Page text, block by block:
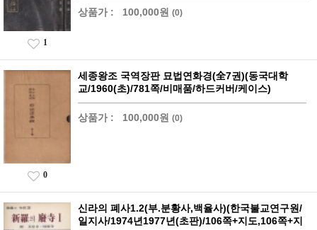
상품가 : 100,000원 (0)
1
세종왕조 국역장판 묘법연화경(全7권)(동국대학
교/1960(초)/781쪽/비매품/하드커버/케이스)
상품가 : 100,000원 (0)
0
신라의 폐사1.2(부.분황사,백율사)(한국불교연구원/
일지사/1974년1977년(초판)/106쪽+지도,106쪽+지